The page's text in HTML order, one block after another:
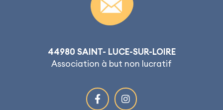
44980 SAINT- LUCE-SUR-LOIRE
Association à but non lucratif